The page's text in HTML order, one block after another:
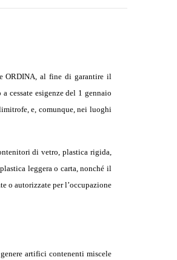
ORDINA, al fine di garantire il
cessate esigenze del 1 gennaio
e, comunque, nei luoghi
di vetro, plastica rigida,
leggera o carta, nonché il
o autorizzate per l’occupazione
artifici contenenti miscele